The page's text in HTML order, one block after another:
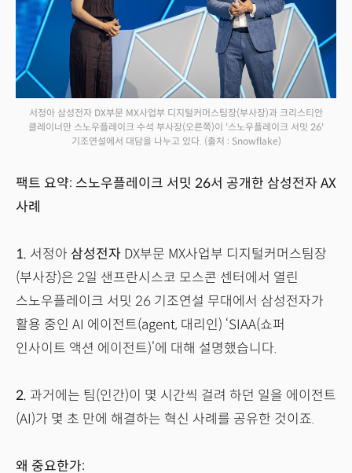
서정아 삼성전자 DX부문 MX사업부 디지털커머스팀장(부사장)과 크리스티안
클레이너만 스노우플레이크 수석 부사장(오른쪽)이 '스노우플레이크 서밋 26'
기조연설에서 대담을 나누고 있다. (출처 : Snowflake)
팩트 요약: 스노우플레이크 서밋 26서 공개한 삼성전자 AX
사례
1. 서정아 삼성전자 DX부문 MX사업부 디지털커머스팀장
(부사장)은 2일 샌프란시스코 모스콘 센터에서 열린
스노우플레이크 서밋 26 기조연설 무대에서 삼성전자가
활용 중인 AI 에이전트(agent, 대리인) ‘SIAA(쇼퍼
인사이트 액션 에이전트)’에 대해 설명했습니다.
2. 과거에는 팀(인간)이 몇 시간씩 걸려 하던 일을 에이전트
(AI)가 몇 초 만에 해결하는 혁신 사례를 공유한 것이죠.
왜 중요한가: